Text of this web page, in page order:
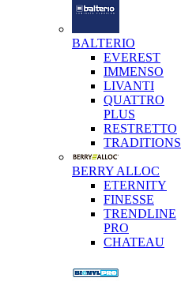
BALTERIO
EVEREST
IMMENSO
LIVANTI
QUATTRO
PLUS
RESTRETTO
TRADITIONS
BERRY ALLOC
ETERNITY
FINESSE
TRENDLINE
PRO
CHATEAU